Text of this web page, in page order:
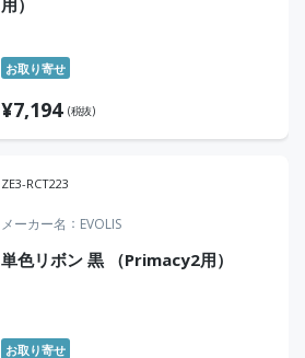
用）
お取り寄せ
¥7,194 (税抜)
ZE3-RCT223
メーカー名 EVOLIS
単色リボン 黒 （Primacy2用）
お取り寄せ